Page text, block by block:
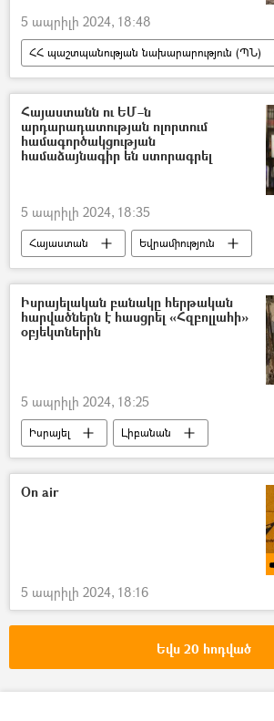
5 ապրիլի 2024, 18:48
ՀՀ պաշտպանության նախարարություն (ՊՆ)
հայ-ադրբեջանական
Ադրբեջան
Հայաստան
կրակոց
Հայաստանն ու ԵՄ–ն
արդարադատության ոլորտում
համագործակցության
համաձայնագիր են ստորագրել
5 ապրիլի 2024, 18:35
Հայաստան
Եվրամիություն
Արարատ Միրզոյան
Իսրայելական բանակը հերթական
հարվածներն է հասցրել «Հզբոլլահի»
օբյեկտներին
5 ապրիլի 2024, 18:25
Իսրայել Լիբանան
On air
5 ապրիլի 2024, 18:16
Եվս 20 հոդված